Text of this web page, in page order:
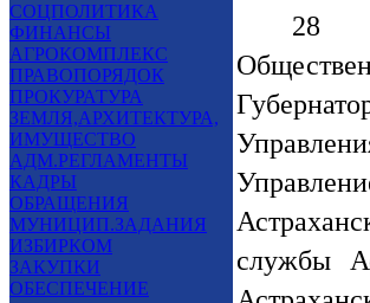
СОЦПОЛИТИКА
ФИНАНСЫ
АГРОКОМПЛЕКС
ПРАВОПОРЯДОК
ПРОКУРАТУРА
ЗЕМЛЯ,АРХИТЕКТУРА,
ИМУЩЕСТВО
АДМ.РЕГЛАМЕНТЫ
КАДРЫ
ОБРАЩЕНИЯ
МУНИЦИП.ЗАДАНИЯ
ИЗБИРКОМ
ЗАКУПКИ
ОБЕСПЕЧЕНИЕ
28
службы